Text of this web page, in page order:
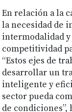
En relación a la
la necesidad de
intermodalidad y
competitividad
“Estos ejes de
desarrollar un
inteligente y
sector pueda
de condiciones”,